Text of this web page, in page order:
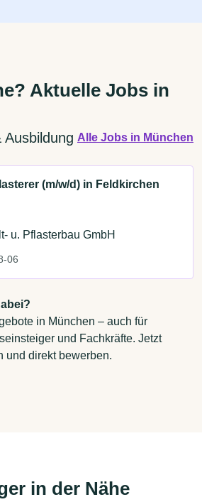
Aktuelle Jobs in
Ausbildung Alle Jobs in München
(m/w/d) in Feldkirchen
u. Pflasterbau GmbH
06
in München – auch für
und Fachkräfte. Jetzt
und direkt bewerben.
in der Nähe